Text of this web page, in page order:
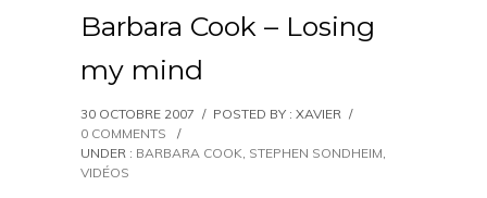
Barbara Cook – Losing
my mind
30 OCTOBRE 2007 / POSTED BY : XAVIER /
0 COMMENTS
/
UNDER : BARBARA COOK, STEPHEN SONDHEIM,
VIDÉOS